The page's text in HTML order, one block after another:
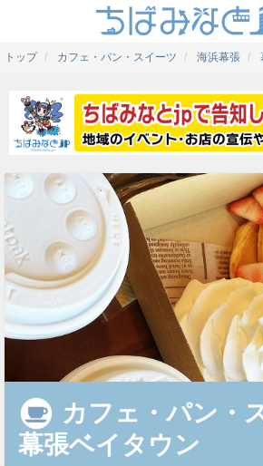
トップ カフェ・パン・スイーツ 海浜幕張
カフェ・パン・
幕張ベイタウン